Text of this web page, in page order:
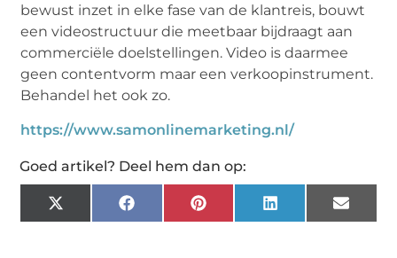
bewust inzet in elke fase van de klantreis, bouwt
een videostructuur die meetbaar bijdraagt aan
commerciële doelstellingen. Video is daarmee
geen contentvorm maar een verkoopinstrument.
Behandel het ook zo.
https://www.samonlinemarketing.nl/
Goed artikel? Deel hem dan op:
X
(Twitter)
Facebook Pinterest LinkedIn Email